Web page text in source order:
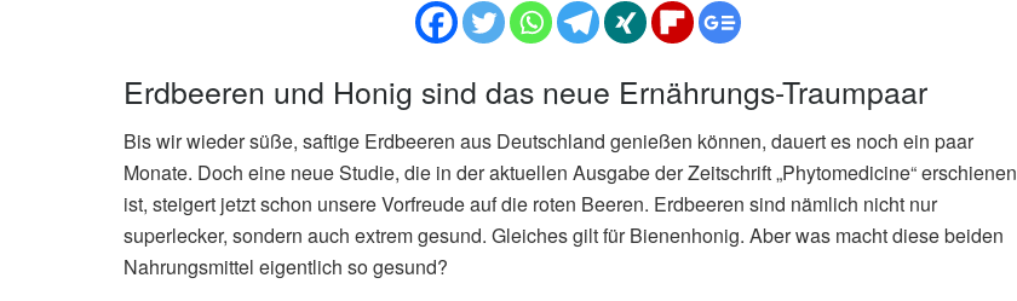
Erdbeeren und Honig sind das neue Ernährungs-Traumpaar
Bis wir wieder süße, saftige Erdbeeren aus Deutschland genießen können, dauert es noch ein paar
Monate. Doch eine neue Studie, die in der aktuellen Ausgabe der Zeitschrift „Phytomedicine“ erschienen
ist, steigert jetzt schon unsere Vorfreude auf die roten Beeren. Erdbeeren sind nämlich nicht nur
superlecker, sondern auch extrem gesund. Gleiches gilt für Bienenhonig. Aber was macht diese beiden
Nahrungsmittel eigentlich so gesund?